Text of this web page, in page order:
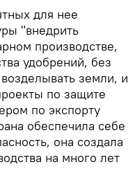
для нее
"внедрить
производстве,
удобрений, без
земли, и
по защите
по экспорту
обеспечила себе
она создала
на много лет